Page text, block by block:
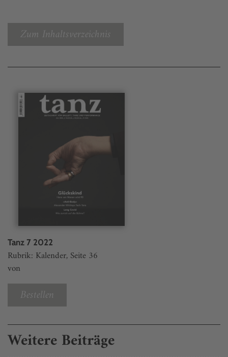
Zum Inhaltsverzeichnis
Tanz 7 2022
Rubrik: Kalender, Seite 36
von
Bestellen
Weitere Beiträge